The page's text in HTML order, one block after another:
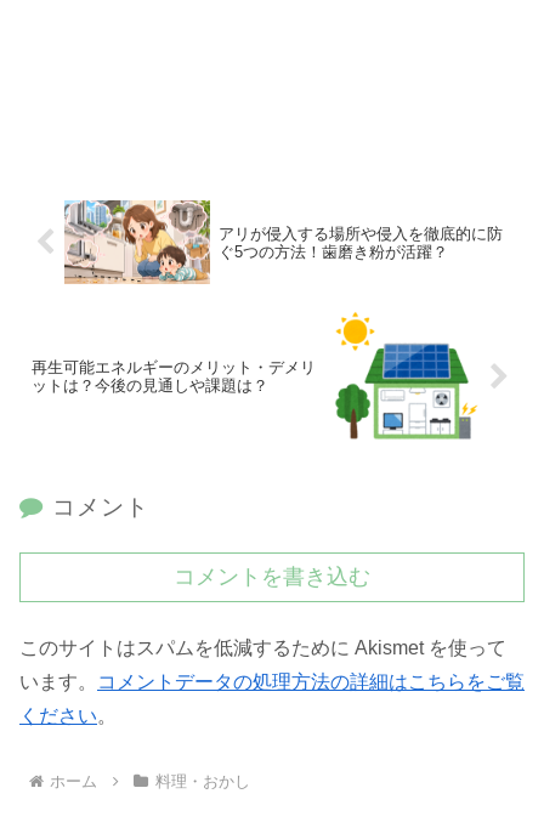
アリが侵入する場所や侵入を徹底的に防
ぐ5つの方法！歯磨き粉が活躍？
再生可能エネルギーのメリット・デメリ
ットは？今後の見通しや課題は？
コメント
コメントを書き込む
このサイトはスパムを低減するために Akismet を使って
います。
コメントデータの処理方法の詳細はこちらをご覧
ください。
ホーム 料理・おかし